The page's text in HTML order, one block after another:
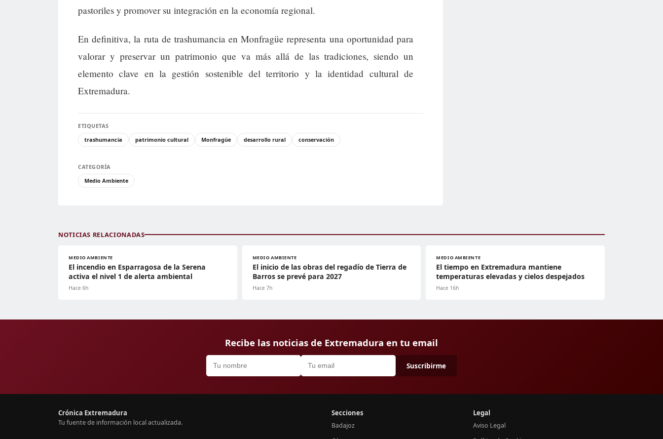
pastoriles y promover su integración en la economía regional.
En definitiva, la ruta de trashumancia en Monfragüe representa una oportunidad para
valorar y preservar un patrimonio que va más allá de las tradiciones, siendo un
elemento clave en la gestión sostenible del territorio y la identidad cultural de
Extremadura.
ETIQUETAS
trashumancia
patrimonio cultural Monfragüe desarrollo rural conservación
CATEGORÍA
Medio Ambiente
NOTICIAS RELACIONADAS
MEDIO AMBIENTE
El incendio en Esparragosa de la Serena
activa el nivel 1 de alerta ambiental
Hace 6h
MEDIO AMBIENTE
El inicio de las obras del regadío de Tierra de
Barros se prevé para 2027
Hace 7h
MEDIO AMBIENTE
El tiempo en Extremadura mantiene
temperaturas elevadas y cielos despejados
Hace 16h
Recibe las noticias de Extremadura en tu email
Suscribirme
Crónica Extremadura
Tu fuente de información local actualizada.
Secciones
Badajoz
Legal
Aviso Legal